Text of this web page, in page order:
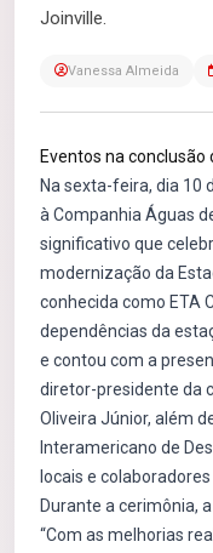
Joinville.
Vanessa Almeida
Eventos na
Na sexta-feira, dia 10
à Companhia Águas
significativo que
modernização da
conhecida como ETA
dependências da
e contou com a
diretor-presidente da
Oliveira Júnior, além
Interamericano de
locais e
Durante a cerimônia,
“Com as melhorias